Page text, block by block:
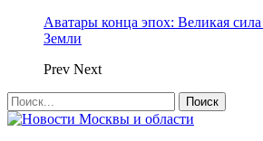
Аватары конца эпох: Великая
Земли
Prev Next